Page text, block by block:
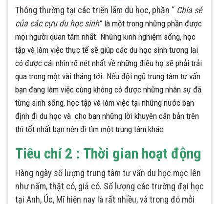
Thông thường tại các triển lãm du học, phần “ Chia sẻ
của các cựu du học sinh” là một trong những phần được
mọi người quan tâm nhất. Những kinh nghiệm sống, học
tập và làm việc thực tế sẽ giúp các du học sinh tương lai
có được cái nhìn rõ nét nhất về những điều họ sẽ phải trải
qua trong một vài tháng tới. Nếu đội ngũ trung tâm tư vấn
bạn đang làm việc cùng không có được những nhân sự đã
từng sinh sống, học tập và làm việc tại những nước bạn
định đi du học và cho bạn những lời khuyên căn bản trên
thì tốt nhất bạn nên đi tìm một trung tâm khác
Tiêu chí 2 : Thời gian hoạt động
Hàng ngày số lượng trung tâm tư vấn du học mọc lên
như nấm, thật có, giả có. Số lượng các trường đại học
tại Anh, Úc, Mĩ hiện nay là rất nhiều, và trong đó mỗi